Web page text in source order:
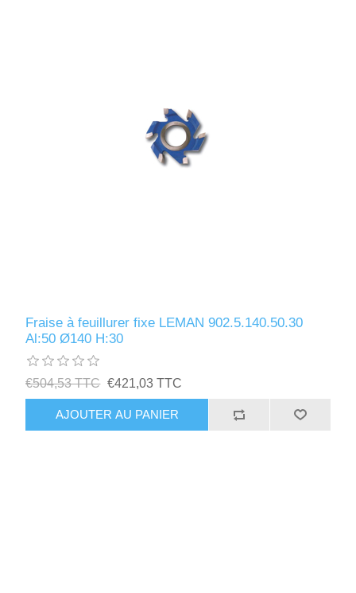
Fraise à feuillurer fixe LEMAN 902.5.140.50.30
Al:50 Ø140 H:30
€504,53 TTC €421,03 TTC